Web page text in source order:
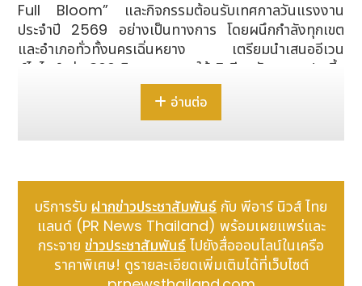
Full Bloom” และกิจกรรมต้อนรับเทศกาลวันแรงงาน
ประจำปี 2569 อย่างเป็นทางการ โดยผนึกกำลังทุกเขต
และอำเภอทั่วทั้งนครเฉิ่นหยาง เตรียมนำเสนออีเวน
ต์ไฮไลต์กว่า 300 กิจกรรม ภายใต้ 5 ธีมหลัก แคมเปญนี้ชู
ความงดงามของมวลดอกไม้เป็นจุดขาย ใช้เทศกาลรื่นเริง
เป็นตัวขับเคลื่อน และใช้การแข่งขันกีฬากระตุ้นความ
กระปรี้กระเปร่าให้กับตัวเมือง เพื่อร่วมเนรมิตภาพความ
สวยงามของฤดูใบไม้ผลิที่ผสมผสานทั้งมรดกทาง
ประสบการณ์การเรียนรู้เข้าไว้ด้วยกันอย่างลงตัว
เฉิ่นหยางเมืองโรแมนติก: ทริปชมดอกไม้บานสะพรั่งรับฤดู
ใบไม้ผลิ
ในช่วงเทศกาลวันแรงงานนี้ นครเฉิ่นหยางเตรียมจัด
เทศกาล “Shenyang Floral Season” เปิดเส้นทางให้
อ่านต่อ
บริการรับ ฝากข่าวประชาสัมพันธ์ กับ พีอาร์ นิวส์ ไทย
แลนด์ (PR News Thailand) พร้อมเผยแพร่และ
กระจาย ข่าวประชาสัมพันธ์ ไปยังสื่อออนไลน์ในเครือ
ราคาพิเศษ! ดูรายละเอียดเพิ่มเติมได้ที่เว็บไซต์